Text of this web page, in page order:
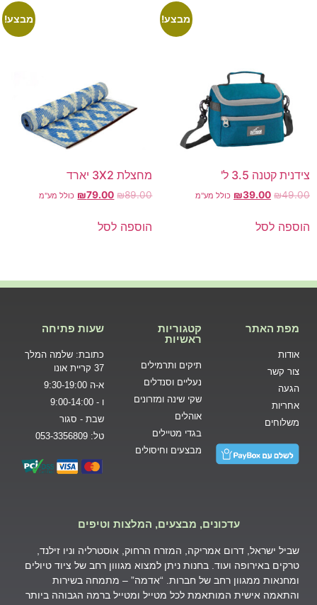
מבצע!
צידנית קטנה 3.5 ל'
₪49.00
₪39.00 כולל מע"מ
הוספה לסל
מבצע!
מחצלת 3X2 יארד
₪89.00
₪79.00 כולל מע"מ
הוספה לסל
מפת האתר
אודות
צור קשר
הגעה
אחריות
משלוחים
קטגוריות
ראשיות
תיקים ותרמילים
נעליים וסנדלים
שקי שינה ומזרונים
אוהלים
בגדי מטיילים
מבצעים וחיסולים
שעות פתיחה
כתובת: שלמה המלך
37 קריית אונו
א-ה 9:30-19:00
ו - 9:00-14:00
שבת - סגור
טל: 053-3356809
עדכונים, מבצעים, המלצות וטיפים
שביל ישראל, דרום אמריקה, המזרח הרחוק, אוסטרליה וניו זילנד,
טרקים באירופה ועוד. בחנות ניתן למצוא מגווון רחב של ציוד טיולים
ומחנאות ממגוון רחב של חברות. “אדמה” – מתמחה בשירות
והתאמה אישית המותאמת לכל מטייל ומטייל ברמה הגבוהה ביותר